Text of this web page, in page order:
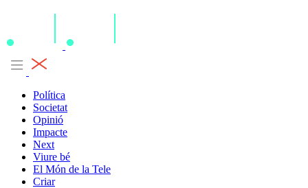
Política
Societat
Opinió
Impacte
Next
Viure bé
El Món de la Tele
Criar